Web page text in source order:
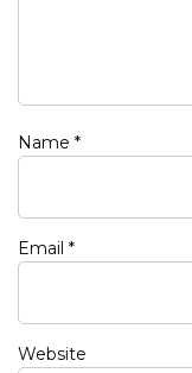
Name *
Email *
Website